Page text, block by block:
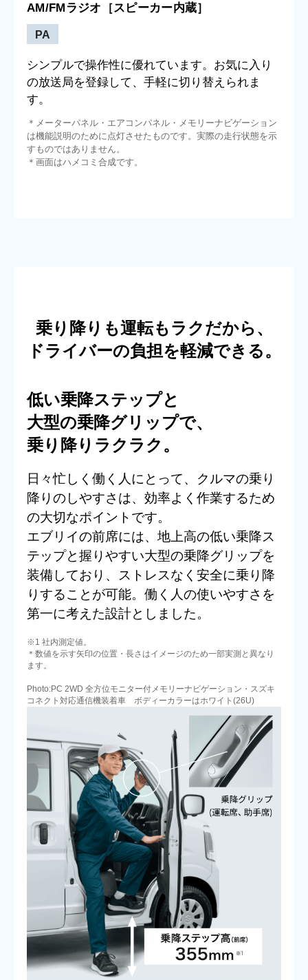
AM/FMラジオ［スピーカー内蔵］
PA
シンプルで操作性に優れています。お気に入り
の放送局を登録して、手軽に切り替えられま
す。
＊メーターパネル・エアコンパネル・メモリーナビゲーション
は機能説明のために点灯させたものです。実際の走行状態を示
すものではありません。
＊画面はハメコミ合成です。
乗り降りも運転もラクだから、
ドライバーの負担を軽減できる。
低い乗降ステップと
大型の乗降グリップで、
乗り降りラクラク。
日々忙しく働く人にとって、クルマの乗り
降りのしやすさは、効率よく作業するため
の大切なポイントです。
エブリイの前席には、地上高の低い乗降ス
テップと握りやすい大型の乗降グリップを
装備しており、ストレスなく安全に乗り降
りすることが可能。働く人の使いやすさを
第一に考えた設計としました。
※1 社内測定値。
＊数値を示す矢印の位置・長さはイメージのため一部実測と異なり
ます。
Photo:PC 2WD 全方位モニター付メモリーナビゲーション・スズキ
コネクト対応通信機装着車 ボディーカラーはホワイト(26U)